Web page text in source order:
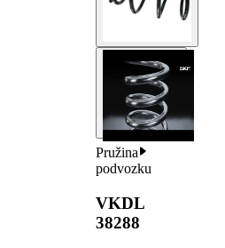
Pružina
podvozku
VKDL
38288